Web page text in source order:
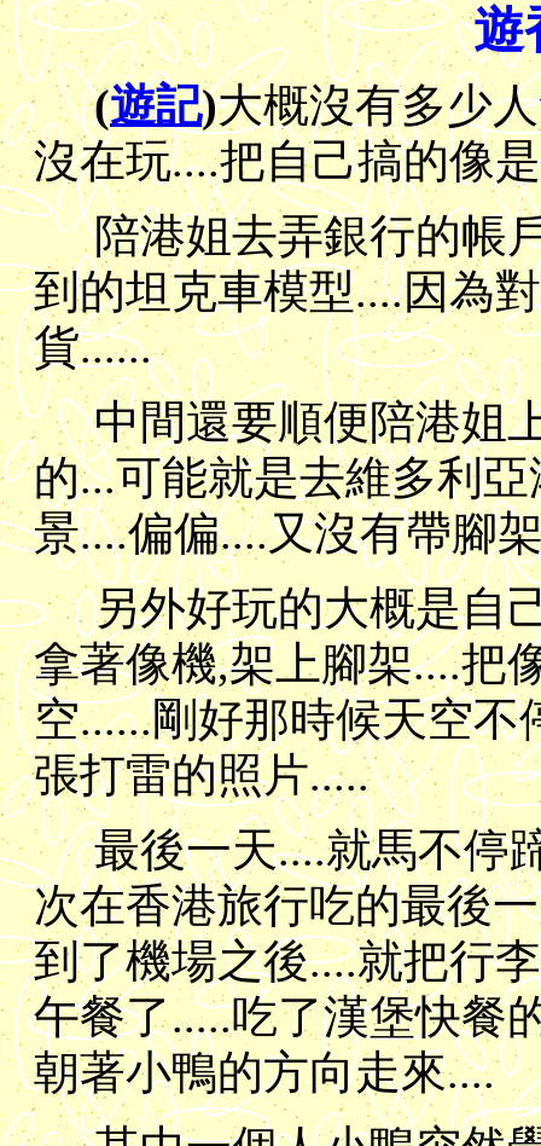
遊
(遊記)大概沒有多少
沒在玩....把自己搞的像
陪港姐去弄銀行的帳
到的坦克車模型....因為
貨......
中間還要順便陪港姐
的...可能就是去維多利
景....偏偏....又沒有帶腳
另外好玩的大概是自
拿著像機,架上腳架....把
空......剛好那時候天空
張打雷的照片.....
最後一天....就馬不停
次在香港旅行吃的最後
到了機場之後....就把行
午餐了.....吃了漢堡快餐
朝著小鴨的方向走來....